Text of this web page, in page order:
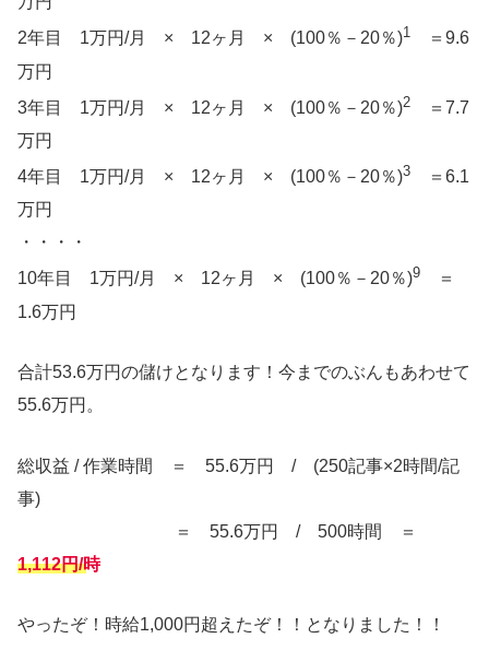
2年目 1万円/月 × 12ヶ月 × (100％－20％)1 ＝9.6
万円
3年目 1万円/月 × 12ヶ月 × (100％－20％)2 ＝7.7
万円
4年目 1万円/月 × 12ヶ月 × (100％－20％)3 ＝6.1
万円
・・・・
10年目 1万円/月 × 12ヶ月 × (100％－20％)9 ＝
1.6万円
合計53.6万円の儲けとなります！今までのぶんもあわせて
55.6万円。
総収益 / 作業時間 ＝ 55.6万円 / (250記事×2時間/記
事)
＝ 55.6万円 / 500時間 ＝
1,112円/時
やったぞ！時給1,000円超えたぞ！！となりました！！